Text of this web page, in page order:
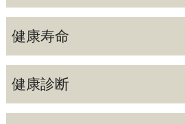
健康寿命
健康診断